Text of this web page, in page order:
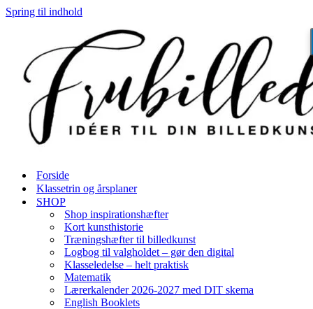
Spring til indhold
Forside
Klassetrin og årsplaner
SHOP
Shop inspirationshæfter
Kort kunsthistorie
Træningshæfter til billedkunst
Logbog til valgholdet – gør den digital
Klasseledelse – helt praktisk
Matematik
Lærerkalender 2026-2027 med DIT skema
English Booklets